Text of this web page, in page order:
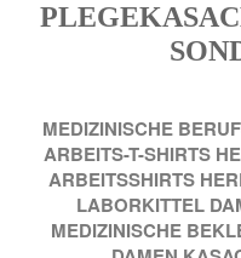
MEDIZINISCHE
ARBEITS-T-SHIRTS
ARBEITSSHIRTS
LABORKITTEL
MEDIZINISCHE